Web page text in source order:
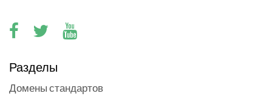
Разделы
Домены стандартов